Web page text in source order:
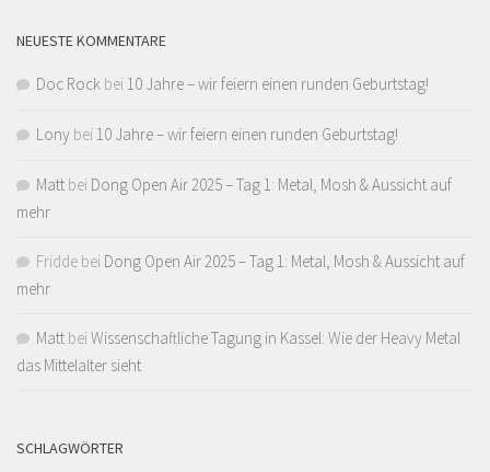
NEUESTE KOMMENTARE
Doc Rock bei 10 Jahre – wir feiern einen runden Geburtstag!
Lony bei 10 Jahre – wir feiern einen runden Geburtstag!
Matt bei Dong Open Air 2025 – Tag 1: Metal, Mosh & Aussicht auf
mehr
Fridde bei Dong Open Air 2025 – Tag 1: Metal, Mosh & Aussicht auf
mehr
Matt bei Wissenschaftliche Tagung in Kassel: Wie der Heavy Metal
das Mittelalter sieht
SCHLAGWÖRTER